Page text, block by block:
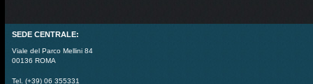
SEDE CENTRALE:
Viale del Parco Mellini 84
00136 ROMA
Tel. (+39) 06 355331